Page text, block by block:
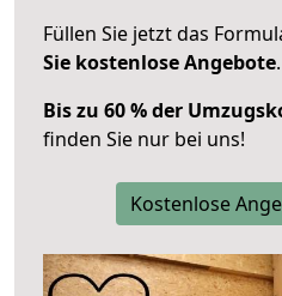
Füllen Sie jetzt das
Sie kostenlose Angebote.
Bis zu 60 % der
finden Sie nur bei uns!
Kostenlose